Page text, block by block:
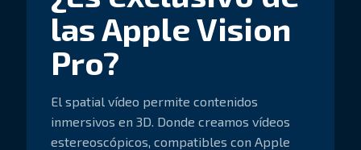
las Apple Vision
Pro?
El spatial vídeo permite contenidos
inmersivos en 3D. Donde creamos vídeos
estereoscópicos, compatibles con Apple